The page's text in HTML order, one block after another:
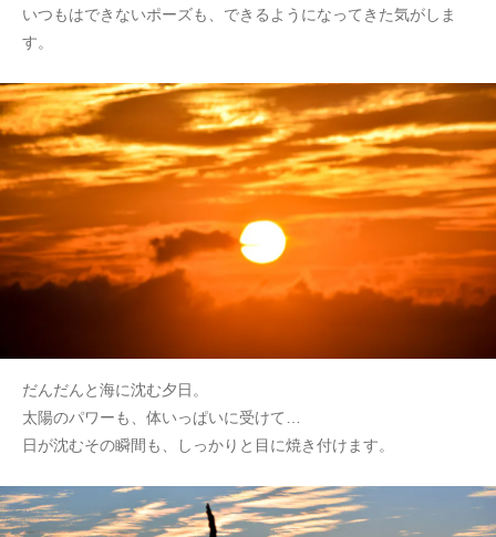
いつもはできないポーズも、できるようになってきた気がしま
す。
だんだんと海に沈む夕日。
太陽のパワーも、体いっぱいに受けて…
日が沈むその瞬間も、しっかりと目に焼き付けます。